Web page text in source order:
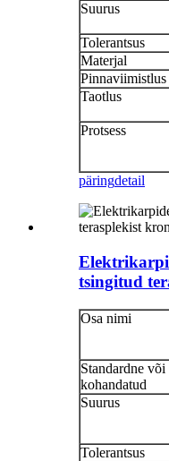
Suurus
Tolerantsus
Materjal
Pinnaviimistlus
Taotlus
Protsess
päringdetail
tsingitud
Osa nimi
Standardne või
kohandatud
Suurus
Tolerantsus